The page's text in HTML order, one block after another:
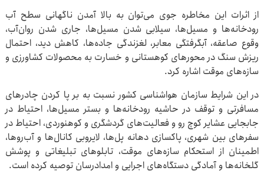
از اثرات این مخاطره جوی می‌توان به بالا آمدن ناگهانی سطح آب
رودخانه‌ها و مسیل‌ها، سیلابی شدن مسیل‌ها، جاری شدن روان‌آب،
وقوع صاعقه، آبگرفتگی معابر، لغزندگی جاده‌ها، کاهش دید، احتمال
ریزش سنگ در محورهای کوهستانی و خسارت به محصولات کشاورزی و
سازه‌های موقت اشاره کرد.
در این شرایط سازمان هواشناسی کشور نسبت به بر پا کردن چادرهای
مسافرتی و توقف در حاشیه رودخانه‌ها و بستر مسیل‌ها، احتیاط در
جابجایی عشایر کوچ رو و فعالیت‌های گردشگری و کوهنوردی، احتیاط در
سفرهای بین شهری، پاکسازی دهانه پل‌ها، لایروبی کانال‌ها و آب‌روها،
اطمینان از استحکام سازه‌های موقت، تابلوهای تبلیغاتی و پوشش
گلخانه‌ها و آمادگی دستگاه‌های اجرایی و امدادرسان توصیه کرده است.